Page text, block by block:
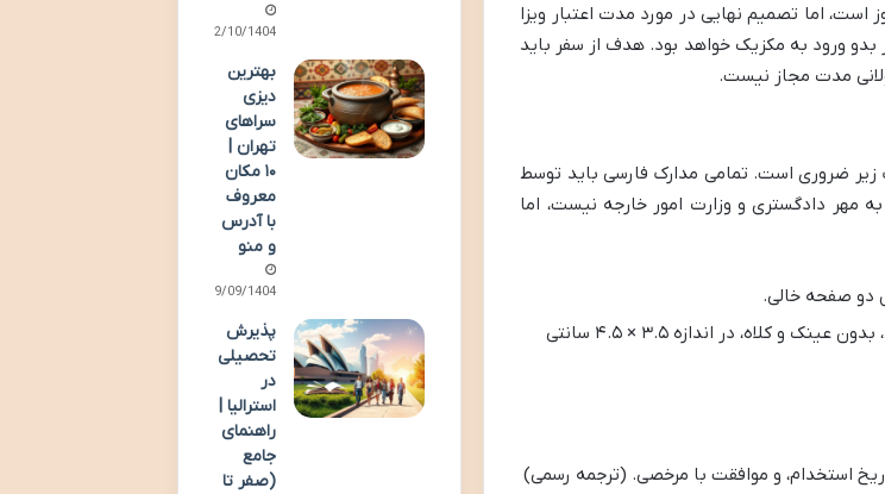
صادر می شود. مدت اقامت مجاز با این ویزا معمولاً تا ۱۸۰ روز است، اما تصمیم نهایی در مورد مدت اعتبار ویزا
ورود به مکزیک خواهد بود. هدف از سفر باید
مدت مجاز نیست.
زیر ضروری است. تمامی مدارک فارسی باید توسط
مهر دادگستری و وزارت امور خارجه نیست، اما
دو قطعه عکس رنگی، تمام رخ، با پس زمینه سفید، بدون عینک و کلاه، در اندازه ۳.۵ × ۴.۵ سانتی
استخدام، و موافقت با مرخصی. (ترجمه رسمی)
02/10/1404
بهترین
دیزی
سراهای
تهران |
۱۰ مکان
معروف
با آدرس
و منو
29/09/1404
پذیرش
تحصیلی
در
استرالیا |
راهنمای
جامع
(صفر تا